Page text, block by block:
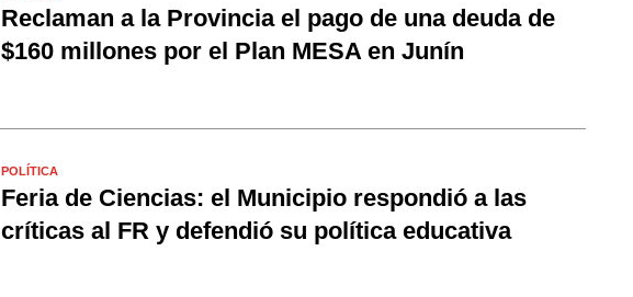
Reclaman a la Provincia el pago de una deuda de
$160 millones por el Plan MESA en Junín
POLÍTICA
Feria de Ciencias: el Municipio respondió a las
críticas al FR y defendió su política educativa